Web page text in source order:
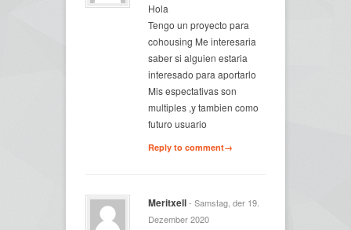
Hola
Tengo un proyecto para
cohousing Me interesaria
saber si alguien estaria
interesado para aportarlo
Mis espectativas son
multiples ,y tambien como
futuro usuario
Reply to comment→
Meritxell- Samstag, der 19.
Dezember 2020